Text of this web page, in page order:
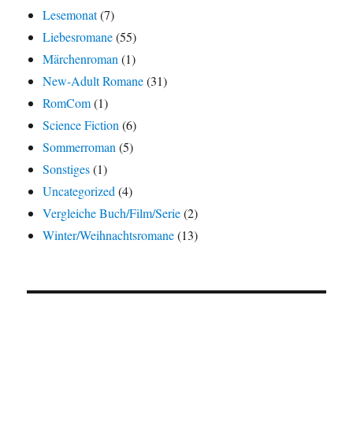
Lesemonat(7)
Liebesromane(55)
Märchenroman (1)
New-Adult Romane(31)
RomCom(1)
Science Fiction (6)
Sommerroman (5)
Sonstiges(1)
Uncategorized (4)
Vergleiche Buch/Film/Serie(2)
Winter/Weihnachtsromane(13)